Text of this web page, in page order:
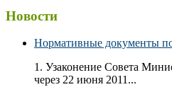
Новости
Нормативные документы
1. Узаконение Совета
через 22 июня 2011...